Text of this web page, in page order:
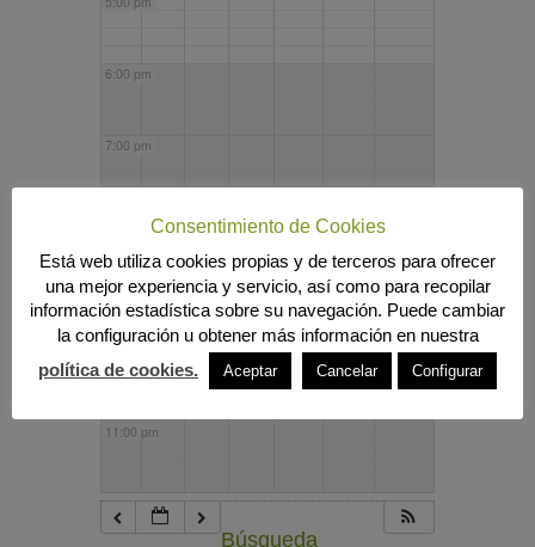
6:00 pm
7:00 pm
9:00 pm
10:00 pm
11:00 pm
Búsqueda
Consentimiento de Cookies
Está web utiliza cookies propias y de terceros para ofrecer
una mejor experiencia y servicio, así como para recopilar
información estadística sobre su navegación. Puede cambiar
la configuración u obtener más información en nuestra
política de cookies.
Aceptar Cancelar Configurar